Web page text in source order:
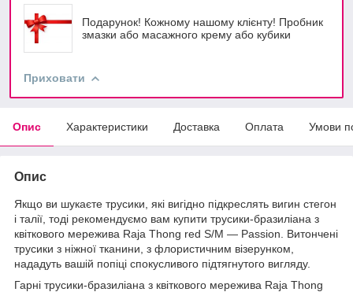
Подарунок! Кожному нашому клієнту! Пробник
змазки або масажного крему або кубики
Приховати
Опис Характеристики Доставка Оплата Умови
Опис
Якщо ви шукаєте трусики, які вигідно підкреслять вигин стегон
і талії, тоді рекомендуємо вам купити трусики-бразиліана з
квіткового мережива Raja Thong red S/M — Passion. Витончені
трусики з ніжної тканини, з флористичним візерунком,
нададуть вашій попіці спокусливого підтягнутого вигляду.
Гарні трусики-бразиліана з квіткового мережива Raja Thong